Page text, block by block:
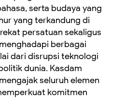
serta budaya yang
yang terkandung di
persatuan sekaligus
berbagai
dari disrupsi teknologi
dunia. Kasdam
seluruh elemen
komitmen